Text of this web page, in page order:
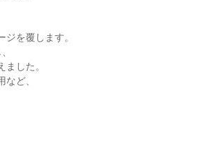
ジを覆します。
した。
ど、